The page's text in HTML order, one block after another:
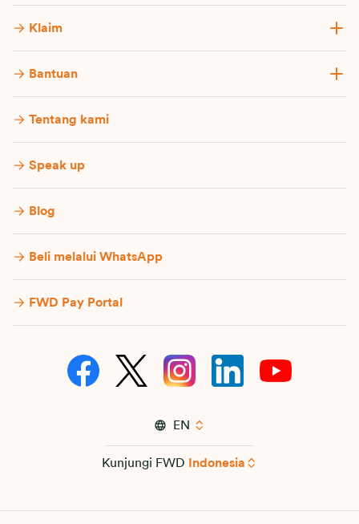
Klaim
Bantuan
Tentang kami
Speak up
Blog
Beli melalui WhatsApp
FWD Pay Portal
EN
Kunjungi FWD Indonesia